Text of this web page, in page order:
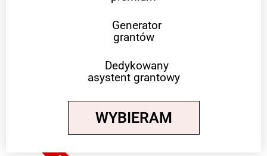
Generator
grantów
Dedykowany
asystent grantowy
WYBIERAM